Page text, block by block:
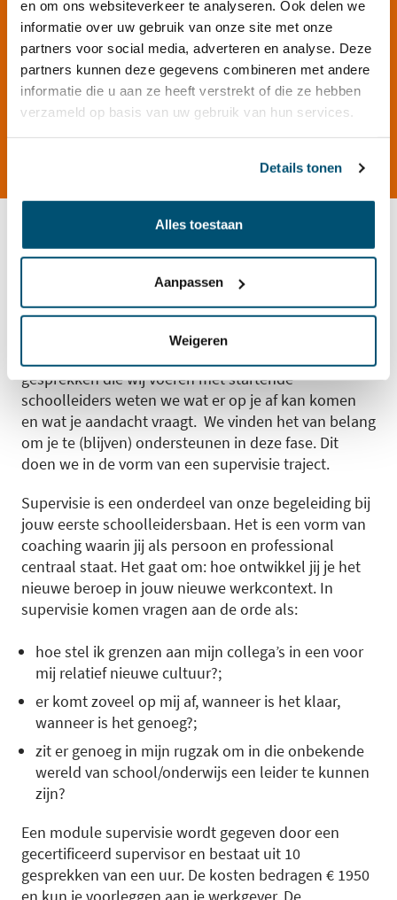
en om ons websiteverkeer te analyseren. Ook delen we
informatie over uw gebruik van onze site met onze
partners voor social media, adverteren en analyse. Deze
partners kunnen deze gegevens combineren met andere
informatie die u aan ze heeft verstrekt of die ze hebben
verzameld op basis van uw gebruik van hun services.
Details tonen
Alles toestaan
Aanpassen
Weigeren
Inge Postma
Zij-instromend schoolleider
Lees meer
Supervisie als ondersteuning bij
De meeste aspirant schoolleiders die onze opleiding
doen vinden een baan als schoolleider. Vaak al
gesprekken die wij voeren met startende
schoolleiders weten we wat er op je af kan komen
en wat je aandacht vraagt. We vinden het van belang
om je te (blijven) ondersteunen in deze fase. Dit
doen we in de vorm van een supervisie traject.
Supervisie is een onderdeel van onze begeleiding bij
jouw eerste schoolleidersbaan. Het is een vorm van
coaching waarin jij als persoon en professional
centraal staat. Het gaat om: hoe ontwikkel jij je het
nieuwe beroep in jouw nieuwe werkcontext. In
supervisie komen vragen aan de orde als:
hoe stel ik grenzen aan mijn collega’s in een voor
mij relatief nieuwe cultuur?;
er komt zoveel op mij af, wanneer is het klaar,
wanneer is het genoeg?;
zit er genoeg in mijn rugzak om in die onbekende
wereld van school/onderwijs een leider te kunnen
zijn?
Een module supervisie wordt gegeven door een
gecertificeerd supervisor en bestaat uit 10
gesprekken van een uur. De kosten bedragen € 1950
en kun je voorleggen aan je werkgever. De